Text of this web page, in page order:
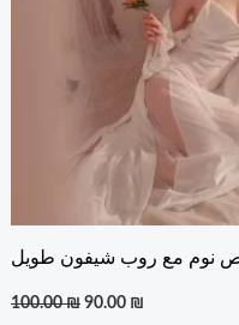
نوم مع روب شيفون طويل
100.00₪ 90.00 ₪